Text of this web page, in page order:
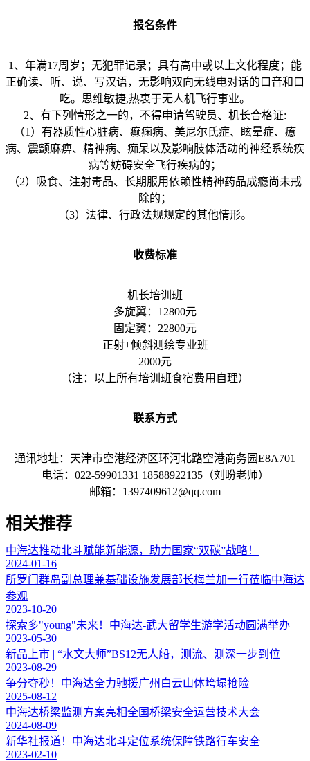
报名条件
1、年满17周岁；无犯罪记录；具有高中或以上文化程度；能
正确读、听、说、写汉语，无影响双向无线电对话的口音和口
吃。思维敏捷,热衷于无人机飞行事业。
2、有下列情形之一的，不得申请驾驶员、机长合格证:
（1）有器质性心脏病、癫痫病、美尼尔氏症、眩晕症、癔
病、震颤麻痹、精神病、痴呆以及影响肢体活动的神经系统疾
病等妨碍安全飞行疾病的；
（2）吸食、注射毒品、长期服用依赖性精神药品成瘾尚未戒
除的；
（3）法律、行政法规规定的其他情形。
收费标准
机长培训班
多旋翼：12800元
固定翼：22800元
正射+倾斜测绘专业班
2000元
（注：以上所有培训班食宿费用自理）
联系方式
通讯地址：天津市空港经济区环河北路空港商务园E8A701
电话：022-59901331 18588922135（刘盼老师）
邮箱：1397409612@qq.com
相关推荐
中海达推动北斗赋能新能源，助力国家“双碳”战略！
2024-01-16
所罗门群岛副总理兼基础设施发展部长梅兰加一行莅临中海达
参观
2023-10-20
探索多"young"未来！中海达-武大留学生游学活动圆满举办
2023-05-30
新品上市 | “水文大师”BS12无人船，测流、测深一步到位
2023-08-29
争分夺秒！中海达全力驰援广州白云山体垮塌抢险
2025-08-12
中海达桥梁监测方案亮相全国桥梁安全运营技术大会
2024-08-09
新华社报道！中海达北斗定位系统保障铁路行车安全
2023-02-10